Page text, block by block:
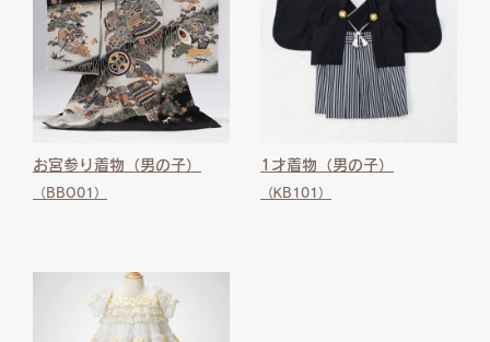
お宮参り着物（男の子）
（BBO01）
1才着物（男の子）
（KB101）